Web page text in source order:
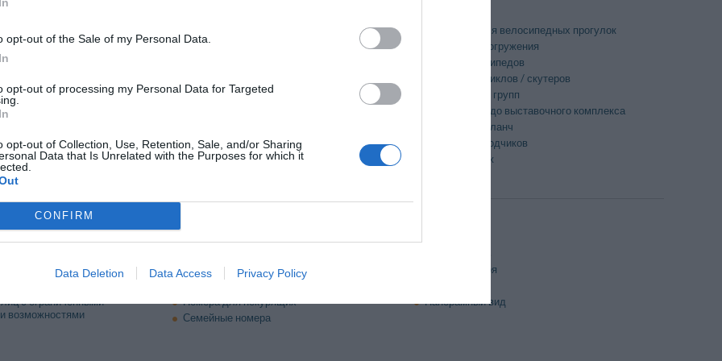
opt-out of the Sale of my Personal Data.
opt-out of processing my Personal Data for Targeted
opt-out of Collection, Use, Retention, Sale, and/or Sharing
Data that Is Unrelated with the Purposes for which it
CONFIRM
Data Deletion Data Access Privacy Policy
Маршруты для велосипедных прогулок
Плавание с маской и трубкой
Подводные погружения
Прокат велосипедов
Прокат мотоциклов / скутеров
помощи
Ресторан
Ресторан для групп
парковке отеля
Трансфер из/до выставочного комплекса
Упакованный ланч
передачи факсов
Услуги ксерокопирования
Услуги переводчиков
за детьми
Хранение багажа
Частный пляж
отеля
Звукоизолированные номера
Напротив моря
с ограниченными
возможностями
Номера для некурящих
Панорамный вид
Семейные номера